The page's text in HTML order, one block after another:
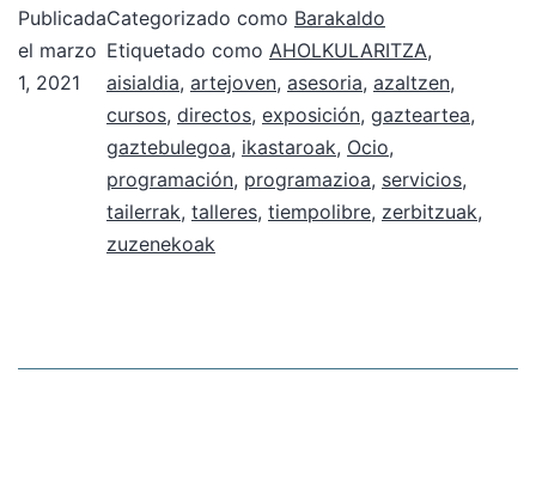
Publicada
el marzo
1, 2021
Categorizado como Barakaldo
Etiquetado como AHOLKULARITZA,
aisialdia, artejoven, asesoria, azaltzen,
cursos, directos, exposición, gazteartea,
gaztebulegoa, ikastaroak, Ocio,
programación, programazioa, servicios,
tailerrak, talleres, tiempolibre, zerbitzuak,
zuzenekoak